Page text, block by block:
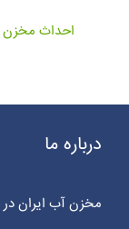
احداث مخزن
درباره ما
مخزن آب ایران